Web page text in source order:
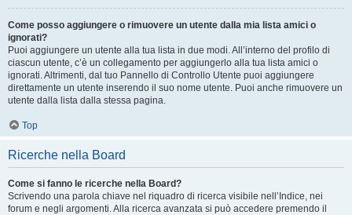
Come posso aggiungere o rimuovere un utente dalla mia lista amici o
ignorati?
Puoi aggiungere un utente alla tua lista in due modi. All’interno del profilo di
ciascun utente, c’è un collegamento per aggiungerlo alla tua lista amici o
ignorati. Altrimenti, dal tuo Pannello di Controllo Utente puoi aggiungere
direttamente un utente inserendo il suo nome utente. Puoi anche rimuovere un
utente dalla lista dalla stessa pagina.
Top
Ricerche nella Board
Come si fanno le ricerche nella Board?
Scrivendo una parola chiave nel riquadro di ricerca visibile nell’Indice, nei
forum e negli argomenti. Alla ricerca avanzata si può accedere premendo il